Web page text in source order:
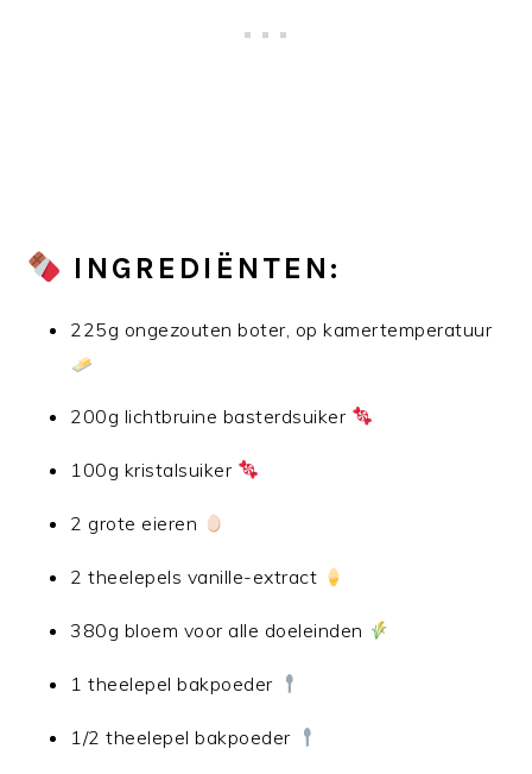
INGREDIËNTEN:
225g ongezouten boter, op kamertemperatuur
200g lichtbruine basterdsuiker
100g kristalsuiker
2 grote eieren
2 theelepels vanille-extract
380g bloem voor alle doeleinden
1 theelepel bakpoeder
1/2 theelepel bakpoeder